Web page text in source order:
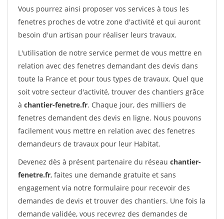
Vous pourrez ainsi proposer vos services à tous les
fenetres proches de votre zone d'activité et qui auront
besoin d'un artisan pour réaliser leurs travaux.
L'utilisation de notre service permet de vous mettre en
relation avec des fenetres demandant des devis dans
toute la France et pour tous types de travaux. Quel que
soit votre secteur d'activité, trouver des chantiers grâce
à chantier-fenetre.fr. Chaque jour, des milliers de
fenetres demandent des devis en ligne. Nous pouvons
facilement vous mettre en relation avec des fenetres
demandeurs de travaux pour leur Habitat.
Devenez dès à présent partenaire du réseau chantier-
fenetre.fr, faites une demande gratuite et sans
engagement via notre formulaire pour recevoir des
demandes de devis et trouver des chantiers. Une fois la
demande validée, vous recevrez des demandes de